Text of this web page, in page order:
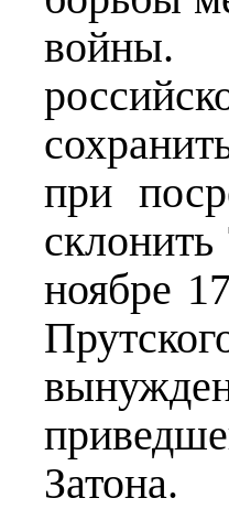
войны.
при
ноябре
Затона.